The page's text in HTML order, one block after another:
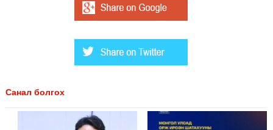
Санал болгох